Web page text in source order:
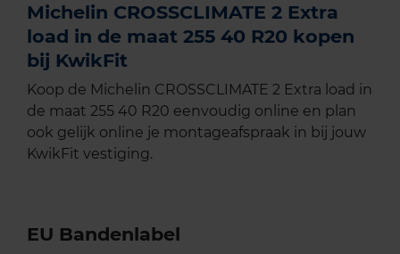
Michelin CROSSCLIMATE 2 Extra
load in de maat 255 40 R20 kopen
bij KwikFit
Koop de Michelin CROSSCLIMATE 2 Extra load in
de maat 255 40 R20 eenvoudig online en plan
ook gelijk online je montageafspraak in bij jouw
KwikFit vestiging.
EU Bandenlabel